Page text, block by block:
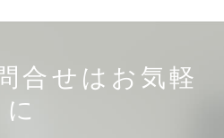
合せはお気軽
に